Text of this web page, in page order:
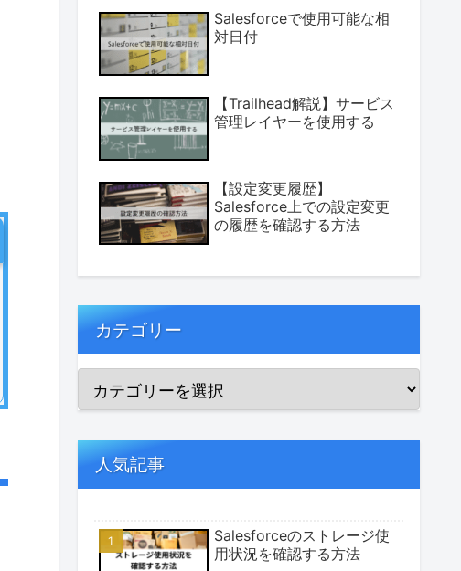
Salesforceで使用可能な相
対日付
【Trailhead解説】サービス
管理レイヤーを使用する
【設定変更履歴】
Salesforce上での設定変更
の履歴を確認する方法
カテゴリー
人気記事
Salesforceのストレージ使
用状況を確認する方法